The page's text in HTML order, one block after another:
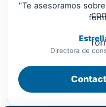
"Te asesoramos
Directora de